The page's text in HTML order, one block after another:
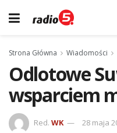
Strona Główna Wiadomości
Odlotowe
wsparciem
Red. WK 28 maja